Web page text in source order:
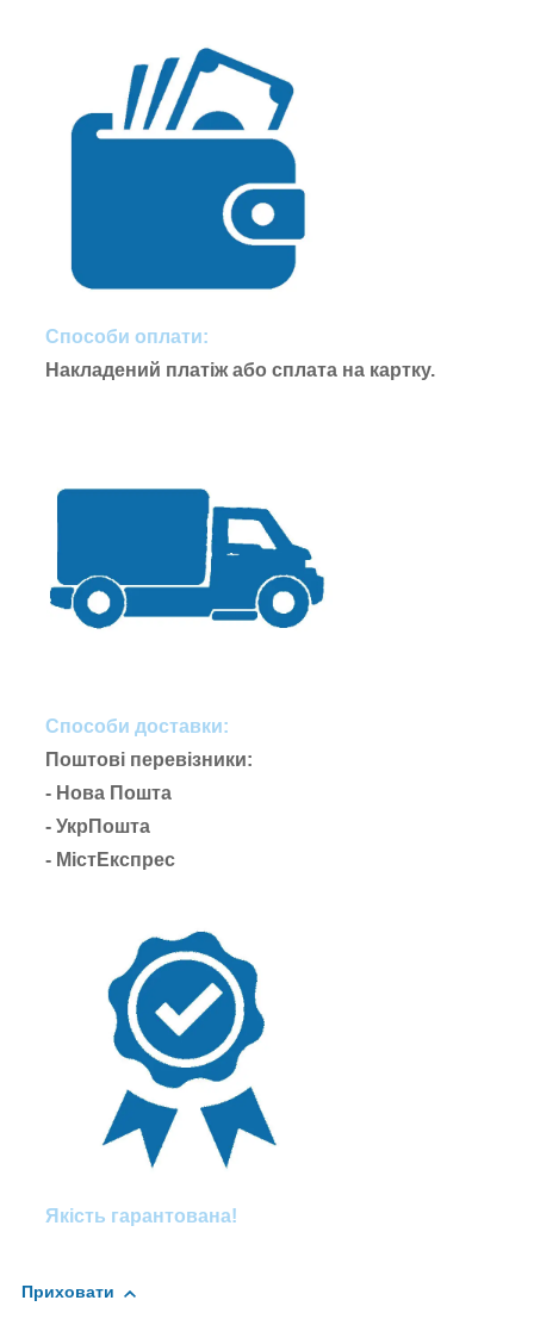
Способи оплати:
Накладений платіж або сплата на картку.
Способи доставки:
Поштові перевізники:
- Нова Пошта
- УкрПошта
- МістЕкспрес
Якість гарантована!
Приховати